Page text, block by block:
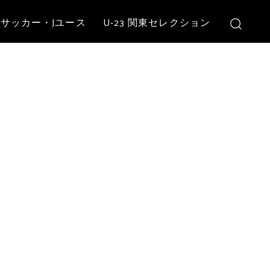
ッカー・Jユース U-23 関東セレクション